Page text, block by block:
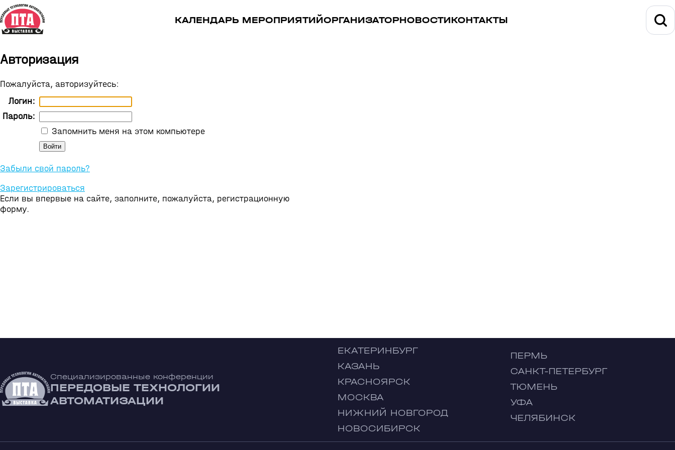
КАЛЕНДАРЬ МЕРОПРИЯТИЙОРГАНИЗАТОРНОВОСТИКОНТАКТЫ
Авторизация
Пожалуйста, авторизуйтесь:
Логин:
Пароль:
Запомнить меня на этом компьютере
Забыли свой пароль?
Зарегистрироваться
Если вы впервые на сайте, заполните, пожалуйста, регистрационную
форму.
Специализированные конференции
ПЕРЕДОВЫЕ ТЕХНОЛОГИИ
АВТОМАТИЗАЦИИ
ЕКАТЕРИНБУРГ
КАЗАНЬ
КРАСНОЯРСК
МОСКВА
НИЖНИЙ НОВГОРОД
НОВОСИБИРСК
ПЕРМЬ
САНКТ-ПЕТЕРБУРГ
ТЮМЕНЬ
УФА
ЧЕЛЯБИНСК